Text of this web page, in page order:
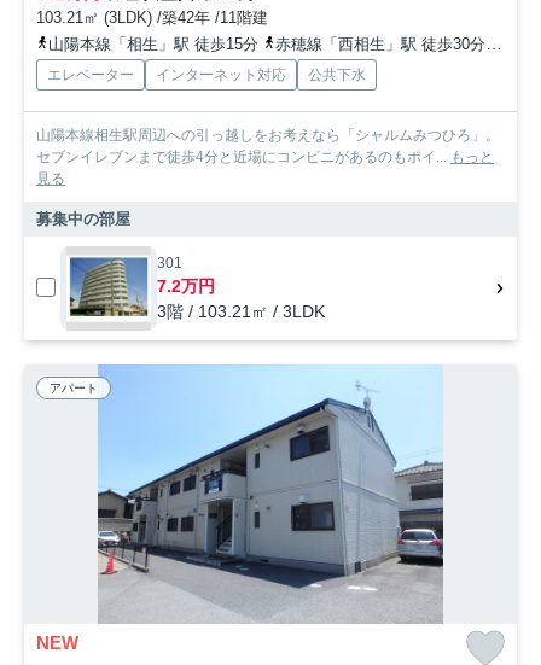
103.21㎡ (3LDK) /築42年 /11階建
山陽本線「相生」駅 徒歩15分
赤穂線「西相生」駅 徒歩30分
エレベーター インターネット対応 公共下水
山陽本線相生駅周辺への引っ越しをお考えなら「シャルムみつひろ」。
セブンイレブンまで徒歩4分と近場にコンビニがあるのもポイ...
もっと
見る
募集中の部屋
301
7.2万円
3階 / 103.21㎡ / 3LDK
アパート
NEW